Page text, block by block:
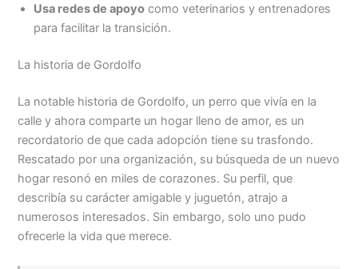
Usa redes de apoyo como veterinarios y entrenadores
para facilitar la transición.
La historia de Gordolfo
La notable historia de Gordolfo, un perro que vivía en la
calle y ahora comparte un hogar lleno de amor, es un
recordatorio de que cada adopción tiene su trasfondo.
Rescatado por una organización, su búsqueda de un nuevo
hogar resonó en miles de corazones. Su perfil, que
describía su carácter amigable y juguetón, atrajo a
numerosos interesados. Sin embargo, solo uno pudo
ofrecerle la vida que merece.